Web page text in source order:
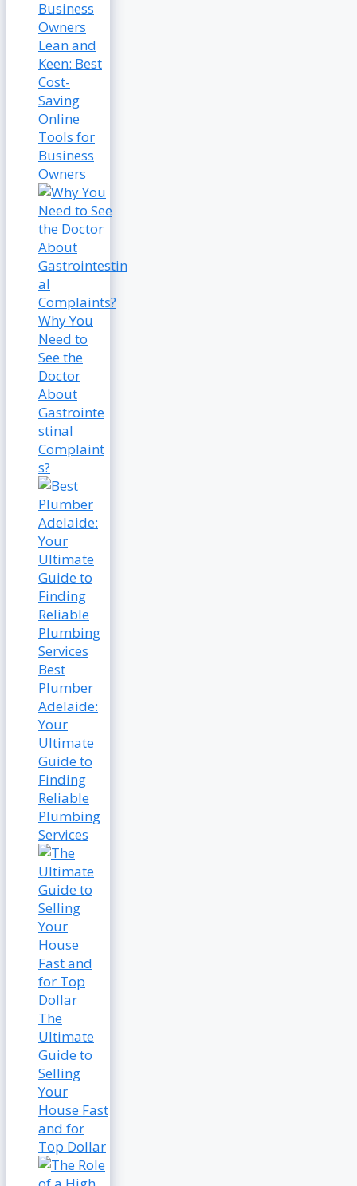
Lean and
Keen: Best
Cost-
Saving
Online
Tools for
Business
Owners
Why You
Need to
See the
Doctor
About
Gastrointe
stinal
Complaint
s?
Best
Plumber
Adelaide:
Your
Ultimate
Guide to
Finding
Reliable
Plumbing
Services
The
Ultimate
Guide to
Selling
Your
House Fast
and for
Top Dollar